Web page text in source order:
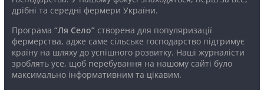
дрібні та середні фермери України.
Програма “Ля Село”створена для популяризації
фермерства, адже саме сільське господарство підтримує
країну на шляху до успішного розвитку. Наші журналісти
зроблять усе, щоб перебування на нашому сайті було
максимально інформативним та цікавим.